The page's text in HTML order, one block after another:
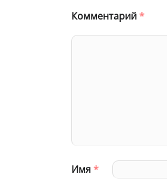
Комментарий*
Имя*